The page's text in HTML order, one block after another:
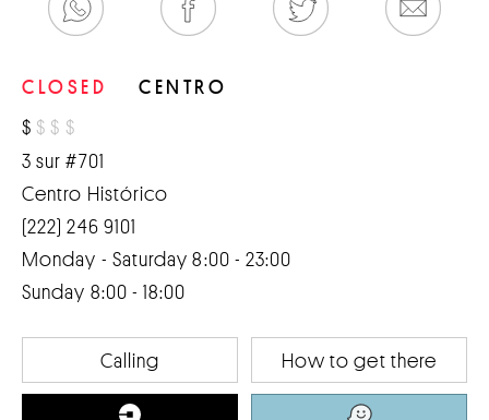
CLOSED CENTRO
$ $ $ $
3 sur #701
Centro Histórico
(222) 246 9101
Monday - Saturday 8:00 - 23:00
Sunday 8:00 - 18:00
Calling How to get there